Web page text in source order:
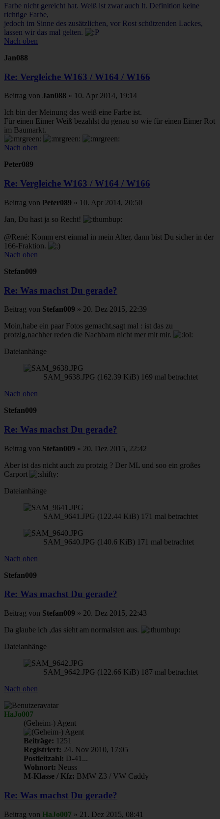
Farbe nicht gereicht hat. Weiß ist zwar auch lt. Definition keine
richtige Farbe,
jedoch im Sinne des zusätzlichen, vor Rost schützenden Lackes,
lassen wir das mal gelten.
Nach oben
Jan088
Re: Vergleiche W163 / W164 / W166
Beitrag von Jan088 » 10. Apr 2014, 19:14
Ich bin der Meinung das weiß eine Farbe ist.
Für einen Eimer Weiß bezahlst du genau so wie für einen Eimer Rot
im Baumarkt.
Nach oben
Peter089
Re: Vergleiche W163 / W164 / W166
Beitrag von Peter089 » 10. Apr 2014, 20:50
Jan, Du hast ja so Recht!
@René: Komm erst einmal in mein Alter, dann bist Du sicher in der
166-Fraktion.
Nach oben
Stefan009
Re: Was machst Du gerade?
Beitrag von Stefan009 » 20. Dez 2015, 22:39
Moin,habe ein paar Fotos gemacht,sagt mal : ist das zu
protzig,nachher reden die Nachbarn nicht mer mit mir.
Dateianhänge
SAM_9638.JPG (162.39 KiB) 169 mal betrachtet
Nach oben
Stefan009
Re: Was machst Du gerade?
Beitrag von Stefan009 » 20. Dez 2015, 22:42
Aber ist das nicht auch zu protzig ? Der ML und soo ein großes
Carport
Dateianhänge
SAM_9641.JPG (122.44 KiB) 171 mal betrachtet
SAM_9640.JPG (140.6 KiB) 171 mal betrachtet
Nach oben
Stefan009
Re: Was machst Du gerade?
Beitrag von Stefan009 » 20. Dez 2015, 22:43
Da glaube ich ,das sieht am normalsten aus.
Dateianhänge
SAM_9642.JPG (122.66 KiB) 187 mal betrachtet
Nach oben
HaJo007
(Geheim-) Agent
Beiträge: 1251
Registriert: 24. Nov 2010, 17:05
Postleitzahl: D-41...
Wohnort: Neuss
M-Klasse / Kfz: BMW Z3 / VW Caddy
Re: Was machst Du gerade?
Beitrag von HaJo007 » 21. Dez 2015, 08:41